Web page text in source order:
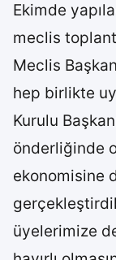
Ekimde
meclis
Meclis
hep birlikte
Kurulu
önderliğinde
ekonomisine
üyelerimize